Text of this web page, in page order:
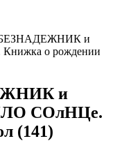
и
о рождении
и
СОлНЦе.
(141)